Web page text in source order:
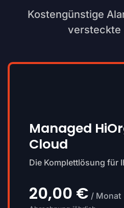
Kostengünstige
versteckte
Managed
Cloud
Die Komplettlösung für
20,00 € / Monat